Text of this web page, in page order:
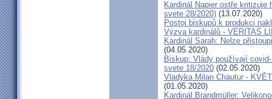
Kardinál Napier ostře
svete 28/2020) (13.07.2020)
Postoj biskupů k produkci
Výzva kardinálů - VERITAS
Kardinál Sarah: Nelze
(04.05.2020)
Biskup: Vlády používají
svete 18/2020 (02.05.2020)
Vladyka Milan Chautur -
(01.05.2020)
Kardinál Brandmüller: